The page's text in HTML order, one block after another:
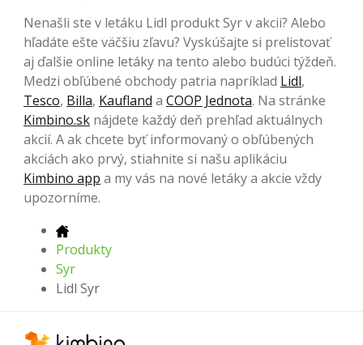
Nenašli ste v letáku Lidl produkt Syr v akcii? Alebo
hľadáte ešte väčšiu zľavu? Vyskúšajte si prelistovať
aj ďalšie online letáky na tento alebo budúci týždeň.
Medzi obľúbené obchody patria napríklad Lidl,
Tesco, Billa, Kaufland a COOP Jednota. Na stránke
Kimbino.sk nájdete každý deň prehľad aktuálnych
akcií. A ak chcete byť informovaný o obľúbených
akciách ako prvý, stiahnite si našu aplikáciu
Kimbino app a my vás na nové letáky a akcie vždy
upozorníme.
Produkty
Syr
Lidl Syr